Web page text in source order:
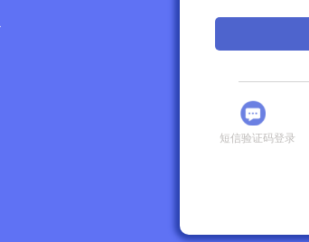
短信验证码登录